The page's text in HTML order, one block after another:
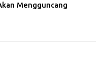
Mengguncang